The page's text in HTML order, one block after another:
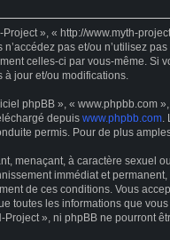
», « http://www.myth-
pas et/ou n’utilisez
celles-ci par vous-même. Si
à jour et/ou modifications.
phpBB », « www.phpbb.com
depuis www.phpbb.com.
permis. Pour de plus
menaçant, à caractère sexuel
immédiat et
de ces conditions. Vous
toutes les informations que
», ni phpBB ne pourront